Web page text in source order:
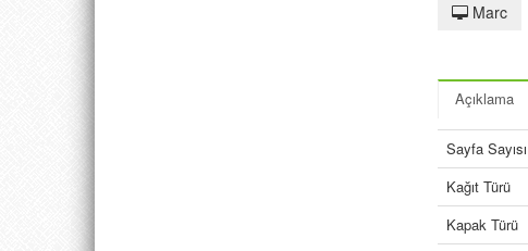
Marc
Açıklama
Sayfa Sayısı
Kağıt Türü
Kapak Türü